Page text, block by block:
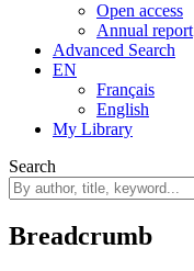
Open access
Annual report
Advanced Search
EN
Français
English
My Library
Search
Breadcrumb